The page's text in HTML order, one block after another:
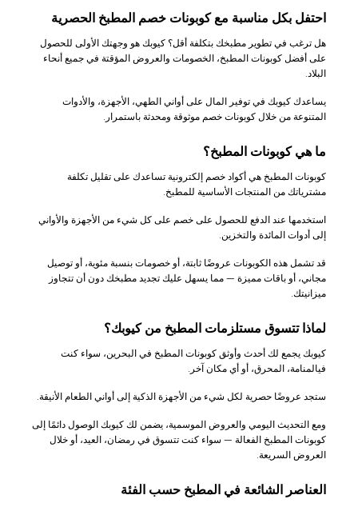
احتفل بكل مناسبة مع كوبونات خصم المطبخ الحصرية
هل ترغب في تطوير مطبخك بتكلفة أقل؟ كيوبك هو وجهتك الأولى للحصول
على أفضل كوبونات المطبخ، الخصومات والعروض المؤقتة في جميع أنحاء
البلاد.
يساعدك كيوبك في توفير المال على أواني الطهي، الأجهزة، والأدوات
المتنوعة من خلال كوبونات خصم موثوقة ومحدثة باستمرار.
ما هي كوبونات المطبخ؟
كوبونات المطبخ هي أكواد خصم إلكترونية تساعدك على تقليل تكلفة
مشترياتك من المنتجات الأساسية للمطبخ.
استخدمها عند الدفع للحصول على خصم على كل شيء من الأجهزة والأواني
إلى أدوات المائدة والتخزين.
قد تشمل هذه الكوبونات عروضًا ثابتة، أو خصومات بنسبة مئوية، أو توصيل
مجاني، أو باقات مميزة — مما يسهل عليك تجديد مطبخك دون أن تتجاوز
ميزانيتك.
لماذا تتسوق مستلزمات المطبخ من كيوبك؟
كيوبك يجمع لك أحدث وأوثق كوبونات المطبخ في البحرين، سواء كنت
فيالمنامة، المحرق، أو أي مكان آخر.
ستجد عروضًا حصرية لكل شيء من الأجهزة الذكية إلى أواني الطعام الأنيقة.
ومع التحديث اليومي والعروض الموسمية، يضمن لك كيوبك الوصول دائمًا إلى
كوبونات المطبخ الفعالة — سواء كنت تتسوق في رمضان، العيد، أو خلال
العروض السريعة.
العناصر الشائعة في المطبخ حسب الفئة